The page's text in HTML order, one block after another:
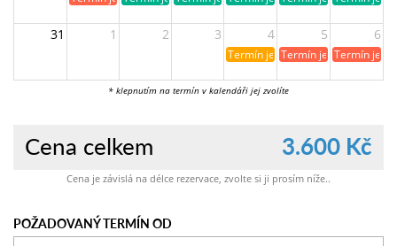
31 1 2 3 4 5 6
Termín je již rezervován
Termín je již obsazen
Termín je již
* klepnutím na termín v kalendáři jej zvolíte
Cena celkem 3.600 Kč
Cena je závislá na délce rezervace, zvolte si ji prosím níže..
POŽADOVANÝ TERMÍN OD